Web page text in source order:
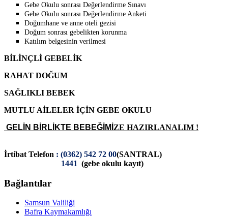
Gebe Okulu sonrası Değerlendirme Sınavı
Gebe Okulu sonrası Değerlendirme Anketi
Doğumhane ve anne oteli gezisi
Doğum sonrası gebelikten korunma
Katılım belgesinin verilmesi
BİLİNÇLİ GEBELİK
RAHAT DOĞUM
SAĞLIKLI BEBEK
MUTLU AİLELER İÇİN GEBE OKULU
GEL N B RL KTE BEBEĞİ M ZE HAZIRLANALIM !
İrtibat Telefon : (0362) 542 72 00(SANTRAL)
1441 (gebe okulu kayıt)
Bağlantılar
Samsun Valiliği
Bafra Kaymakamlığı